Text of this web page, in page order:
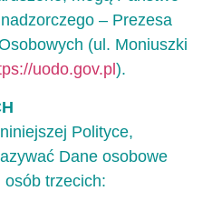
– Prezesa
(ul. Moniuszki
uodo.gov.pl ).
Polityce,
Dane osobowe
trzecich: